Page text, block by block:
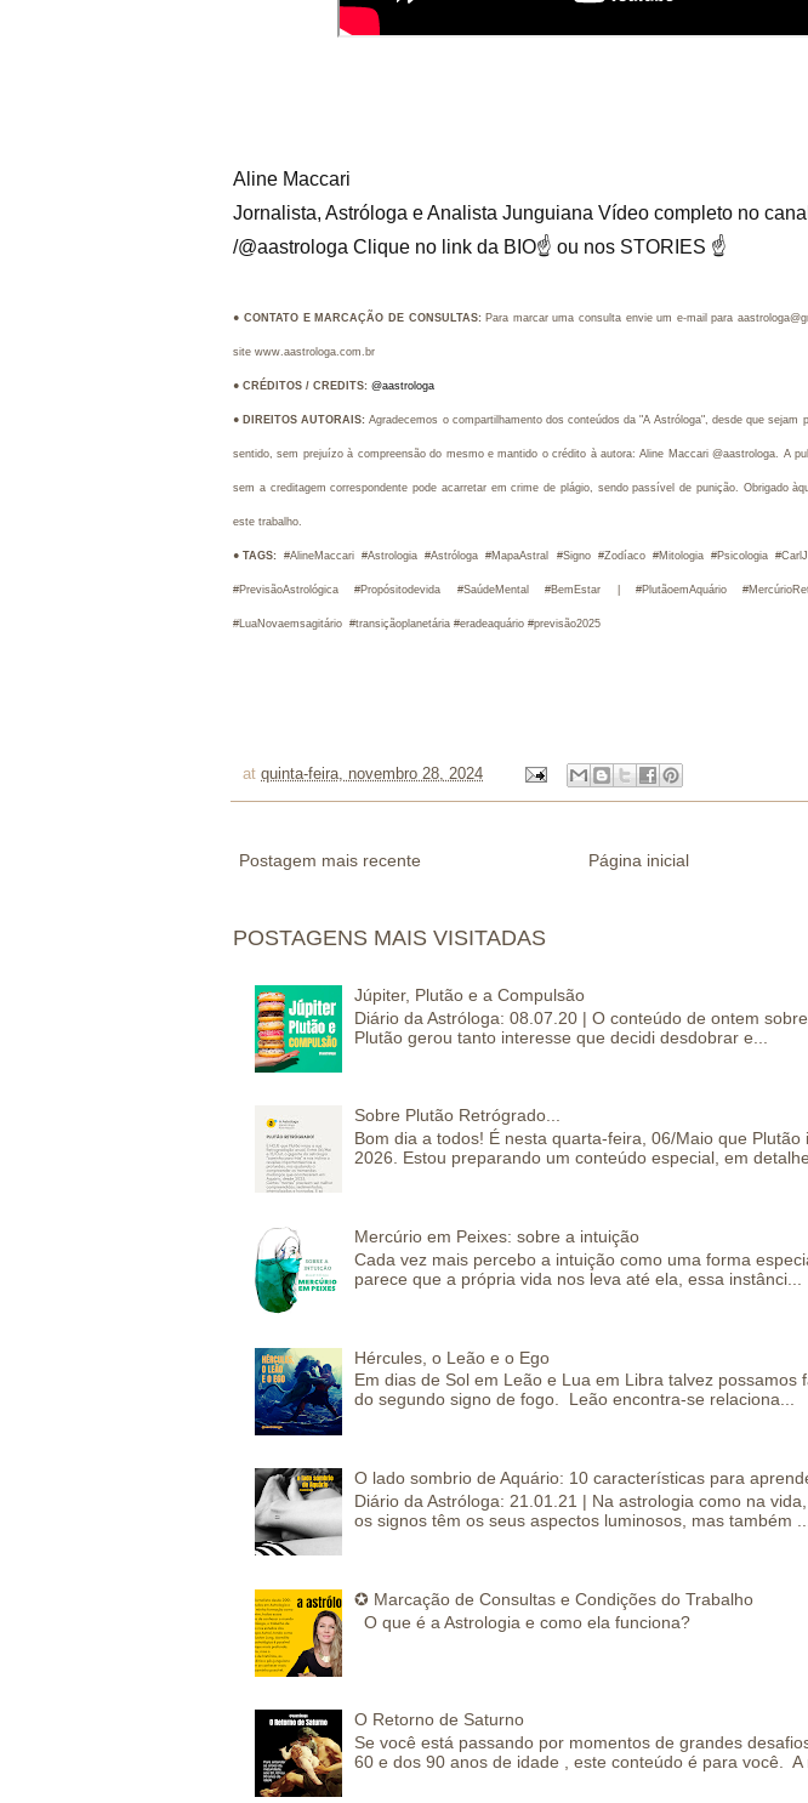
Aline Maccari
Jornalista, Astróloga e Analista Junguiana Vídeo completo no
/@aastrologa Clique no link da BIO☝ ou nos STORIES ☝
● CONTATO E MARCAÇÃO DE CONSULTAS: Para marcar uma consulta envie um e-mail para
site www.aastrologa.com.br
● CRÉDITOS / CREDITS: @aastrologa
● DIREITOS AUTORAIS: Agradecemos o compartilhamento dos conteúdos da "A Astróloga", desde que sejam
sentido, sem prejuízo à compreensão do mesmo e mantido o crédito à autora: Aline Maccari @aastrologa. A
sem a creditagem correspondente pode acarretar em crime de plágio, sendo passível de punição. Obrigado
este trabalho.
●TAGS: #AlineMaccari #Astrologia #Astróloga #MapaAstral #Signo #Zodíaco #Mitologia #Psicologia
#PrevisãoAstrológica #Propósitodevida #SaúdeMental #BemEstar | #PlutãoemAquário
#LuaNovaemsagitário #transiçãoplanetária #eradeaquário #previsão2025
at quinta-feira, novembro 28, 2024
Postagem mais recente Página inicial
POSTAGENS MAIS VISITADAS
Júpiter, Plutão e a Compulsão
Diário da Astróloga: 08.07.20 | O conteúdo de ontem
Plutão gerou tanto interesse que decidi desdobrar e...
Sobre Plutão Retrógrado...
Bom dia a todos! É nesta quarta-feira, 06/Maio que
2026. Estou preparando um conteúdo especial, em
Mercúrio em Peixes: sobre a intuição
Cada vez mais percebo a intuição como uma forma
parece que a própria vida nos leva até ela, essa instânci...
Hércules, o Leão e o Ego
Em dias de Sol em Leão e Lua em Libra talvez possamos
do segundo signo de fogo. Leão encontra-se relaciona...
O lado sombrio de Aquário: 10 características para
Diário da Astróloga: 21.01.21 | Na astrologia como na
os signos têm os seus aspectos luminosos, mas também ...
✪ Marcação de Consultas e Condições do Trabalho
O que é a Astrologia e como ela funciona?
O Retorno de Saturno
Se você está passando por momentos de grandes
60 e dos 90 anos de idade , este conteúdo é para você. A